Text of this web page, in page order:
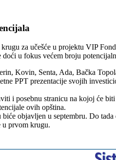
krugu za učešće u projektu VIP
u fokus većem broju
Kovin, Senta, Ada, Bačka
PPT prezentacije svojih
i posebnu stranicu na kojoj će
ovih opština.
objavljen u septembru. Do
u prvom krugu.